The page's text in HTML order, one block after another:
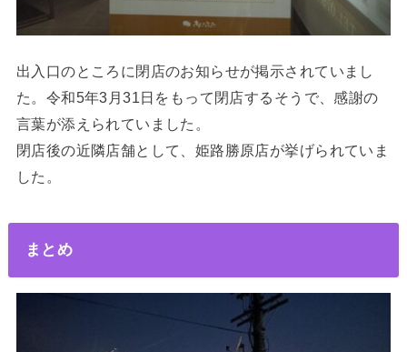
出入口のところに閉店のお知らせが掲示されていまし
た。令和5年3月31日をもって閉店するそうで、感謝の
言葉が添えられていました。
閉店後の近隣店舗として、姫路勝原店が挙げられていま
した。
まとめ